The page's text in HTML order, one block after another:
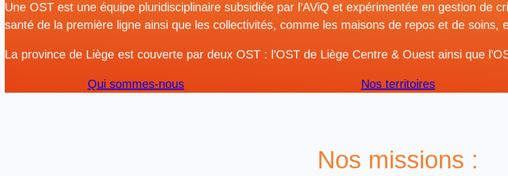
Une OST est une équipe pluridisciplinaire subsidiée par l’AViQ et expérimentée en gestion de
santé de la première ligne ainsi que les collectivités, comme les maisons de repos et de soins,
La province de Liège est couverte par deux OST : l’OST de Liège Centre & Ouest ainsi que
Qui sommes-nous Nos territoires
Nos missions :